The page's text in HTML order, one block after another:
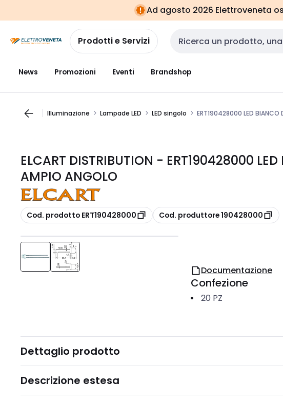
navigazionealla
pagina
Ad agosto 2026 Elettroveneta
Prodotti e Servizi Cerca input
News Promozioni Eventi Brandshop
Illuminazione Lampade LED LED singolo ERT190428000 LED BIANCO
ELCART DISTRIBUTION - ERT190428000
AMPIO ANGOLO
copia
Cod. prodotto ERT190428000 copia
Cod. produttore 190428000
Documentazione
Confezione
20 PZ
Dettaglio prodotto
Descrizione estesa